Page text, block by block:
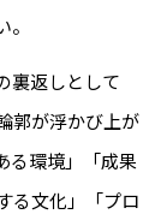
裏返しとして
郭が浮かび上が
る環境」「成果
る文化」「プロ